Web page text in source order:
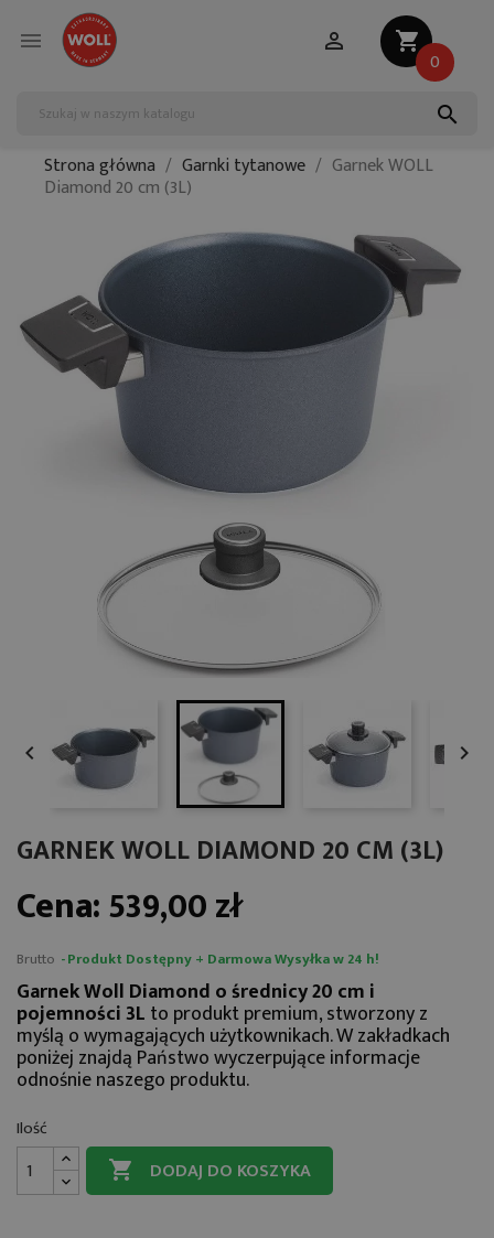
 shopping_cart
0

search
Strona główna Garnki tytanowe Garnek WOLL
Diamond 20 cm (3L)
 
GARNEK WOLL DIAMOND 20 CM (3L)
Cena:539,00 zł
Brutto Produkt Dostępny + Darmowa Wysyłka w 24 h!
Garnek Woll Diamond o średnicy 20 cm i
pojemności 3L to produkt premium, stworzony z
myślą o wymagających użytkownikach. W zakładkach
poniżej znajdą Państwo wyczerpujące informacje
odnośnie naszego produktu.
Ilość
 DODAJ DO KOSZYKA